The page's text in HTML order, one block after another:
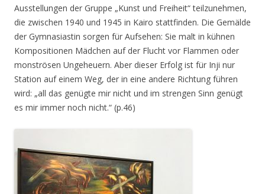
Ausstellungen der Gruppe „Kunst und Freiheit“ teilzunehmen,
die zwischen 1940 und 1945 in Kairo stattfinden. Die Gemälde
der Gymnasiastin sorgen für Aufsehen: Sie malt in kühnen
Kompositionen Mädchen auf der Flucht vor Flammen oder
monströsen Ungeheuern. Aber dieser Erfolg ist für Inji nur
Station auf einem Weg, der in eine andere Richtung führen
wird: „all das genügte mir nicht und im strengen Sinn genügt
es mir immer noch nicht.“ (p.46)